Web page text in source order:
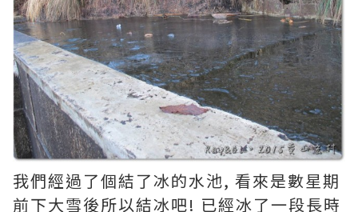
我們經過了個結了冰的水池, 看來是數星期
前下大雪後所以結冰吧! 已經冰了一段長時